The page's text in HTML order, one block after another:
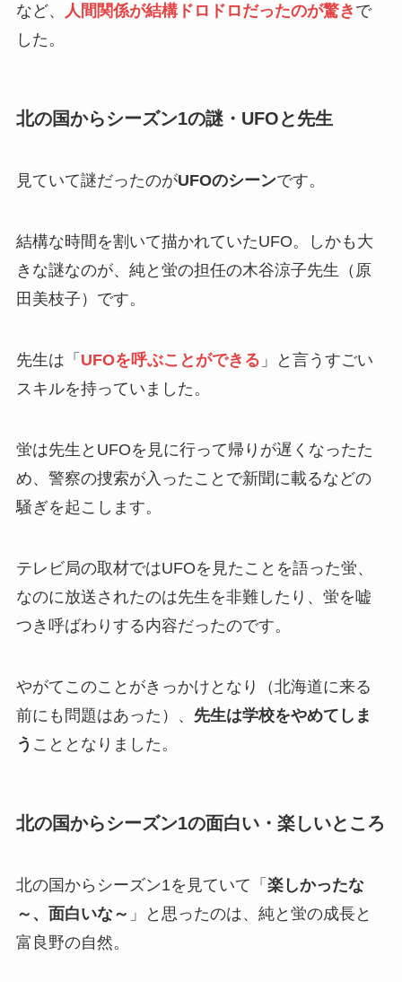
など、 人間関係が結構ドロドロだったのが驚き で
した。
北の国からシーズン1の謎・UFOと先生
見ていて謎だったのがUFOのシーンです。
結構な時間を割いて描かれていたUFO。しかも大
きな謎なのが、純と蛍の担任の木谷涼子先生（原
田美枝子）です。
先生は「 UFOを呼ぶことができる 」と言うすごい
スキルを持っていました。
蛍は先生とUFOを見に行って帰りが遅くなったた
め、警察の捜索が入ったことで新聞に載るなどの
騒ぎを起こします。
テレビ局の取材ではUFOを見たことを語った蛍、
なのに放送されたのは先生を非難したり、蛍を嘘
つき呼ばわりする内容だったのです。
やがてこのことがきっかけとなり（北海道に来る
前にも問題はあった）、 先生は学校をやめてしま
う こととなりました。
北の国からシーズン1の面白い・楽しいところ
北の国からシーズン1を見ていて「 楽しかったな
～、面白いな～ 」と思ったのは、純と蛍の成長と
富良野の自然。